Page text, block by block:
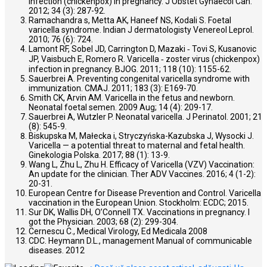
2012; 34 (3): 287-92.
Ramachandra s, Metta AK, Haneef NS, Kodali S. Foetal
varicella syndrome. Indian J dermatologisty Venereol Leprol.
2010; 76 (6): 724.
Lamont RF, Sobel JD, Carrington D, Mazaki ‐ Tovi S, Kusanovic
JP, Vaisbuch E, Romero R. Varicella ‐ zoster virus (chickenpox)
infection in pregnancy. BJOG. 2011; 118 (10): 1155-62.
Sauerbrei A. Preventing congenital varicella syndrome with
immunization. CMAJ. 2011; 183 (3): E169-70.
Smith CK, Arvin AM. Varicella in the fetus and newborn.
Neonatal foetal semen. 2009 Aug; 14 (4): 209-17.
Sauerbrei A, Wutzler P. Neonatal varicella. J Perinatol. 2001; 21
(8): 545-9.
Biskupska M, Małecka i, Stryczyńska-Kazubska J, Wysocki J.
Varicella — a potential threat to maternal and fetal health.
Ginekologia Polska. 2017; 88 (1): 13-9.
Wang L, Zhu L, Zhu H. Efficacy of Varicella (VZV) Vaccination:
An update for the clinician. Ther ADV Vaccines. 2016; 4 (1-2):
20-31.
European Centre for Disease Prevention and Control. Varicella
vaccination in the European Union. Stockholm: ECDC; 2015.
Sur DK, Wallis DH, O’Connell TX. Vaccinations in pregnancy. I
got the Physician. 2003; 68 (2): 299-304.
Cernescu C., Medical Virology, Ed Medicala 2008
CDC. Heymann D.L., management Manual of communicable
diseases. 2012